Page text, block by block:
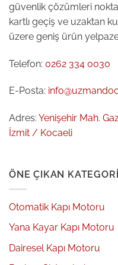
güvenlik çözümleri
kartlı geçiş ve uzaktan
üzere geniş ürün
Telefon: 0262 334 0030
E-Posta:
Adres: Yenişehir Mah.
İzmit / Kocaeli
ÖNE ÇIKAN
Otomatik Kapı Motoru
Yana Kayar Kapı Motoru
Dairesel Kapı Motoru